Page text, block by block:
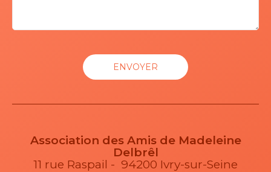
Association des Amis de Madeleine
Delbrêl
11 rue Raspail - 94200 Ivry-sur-Seine